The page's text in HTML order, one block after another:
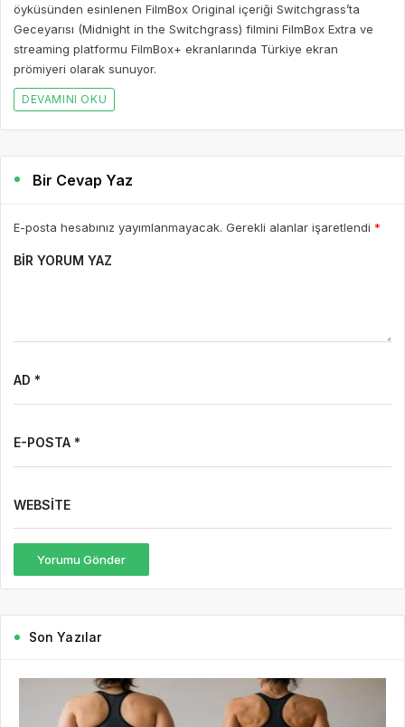
öyküsünden esinlenen FilmBox Original içeriği Switchgrass’ta
Geceyarısı (Midnight in the Switchgrass) filmini FilmBox Extra ve
streaming platformu FilmBox+ ekranlarında Türkiye ekran
prömiyeri olarak sunuyor.
DEVAMINI OKU
Bir Cevap Yaz
E-posta hesabınız yayımlanmayacak. Gerekli alanlar işaretlendi *
BIR YORUM YAZ
AD *
E-POSTA *
WEBSITE
Yorumu Gönder
Son Yazılar